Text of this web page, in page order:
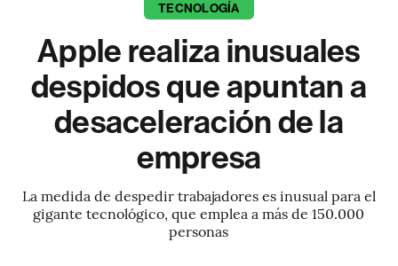
TECNOLOGÍA
Apple realiza inusuales
despidos que apuntan a
desaceleración de la
empresa
La medida de despedir trabajadores es inusual para el
gigante tecnológico, que emplea a más de 150.000
personas